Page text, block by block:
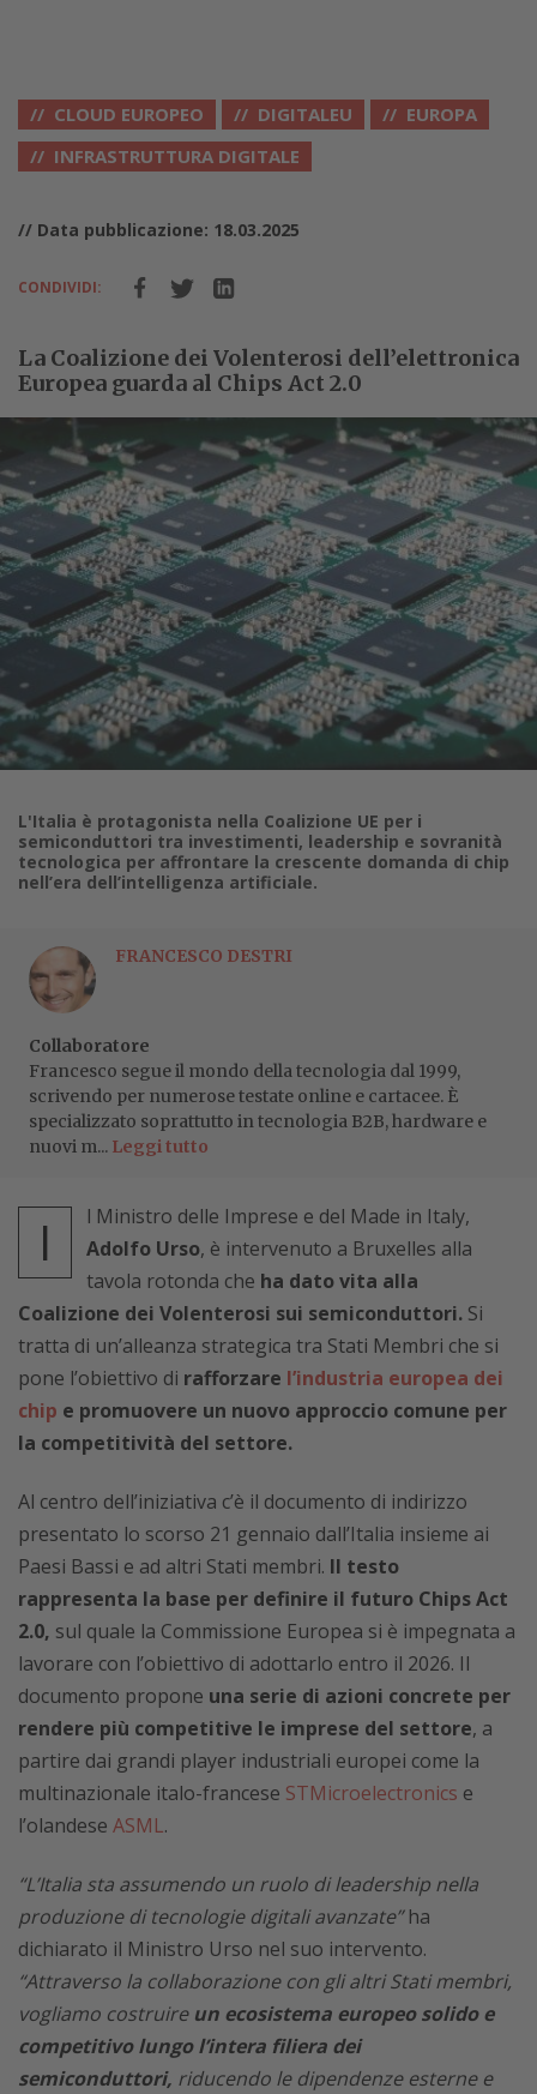
CLOUD EUROPEO DIGITALEU
EUROPA
INFRASTRUTTURA DIGITALE
// Data pubblicazione: 18.03.2025
CONDIVIDI:
La Coalizione dei Volenterosi dell’elettronica
Europea guarda al Chips Act 2.0
L'Italia è protagonista nella Coalizione UE per i
semiconduttori tra investimenti, leadership e sovranità
tecnologica per affrontare la crescente domanda di chip
nell’era dell’intelligenza artificiale.
FRANCESCO DESTRI
Collaboratore
Francesco segue il mondo della tecnologia dal 1999,
scrivendo per numerose testate online e cartacee. È
specializzato soprattutto in tecnologia B2B, hardware e
nuovi m... Leggi tutto
I
l Ministro delle Imprese e del Made in Italy,
Adolfo Urso, è intervenuto a Bruxelles alla
tavola rotonda che ha dato vita alla
Coalizione dei Volenterosi sui semiconduttori. Si
tratta di un’alleanza strategica tra Stati Membri che si
pone l’obiettivo di rafforzare l’industria europea dei
chip e promuovere un nuovo approccio comune per
la competitività del settore.
Al centro dell’iniziativa c’è il documento di indirizzo
presentato lo scorso 21 gennaio dall’Italia insieme ai
Paesi Bassi e ad altri Stati membri. Il testo
rappresenta la base per definire il futuro Chips Act
2.0, sul quale la Commissione Europea si è impegnata a
lavorare con l’obiettivo di adottarlo entro il 2026. Il
documento propone una serie di azioni concrete per
rendere più competitive le imprese del settore, a
partire dai grandi player industriali europei come la
multinazionale italo-francese STMicroelectronics e
l’olandese ASML.
“L’Italia sta assumendo un ruolo di leadership nella
produzione di tecnologie digitali avanzate”ha
dichiarato il Ministro Urso nel suo intervento.
“Attraverso la collaborazione con gli altri Stati membri,
vogliamo costruire un ecosistema europeo solido e
competitivo lungo l’intera filiera dei
semiconduttori, riducendo le dipendenze esterne e